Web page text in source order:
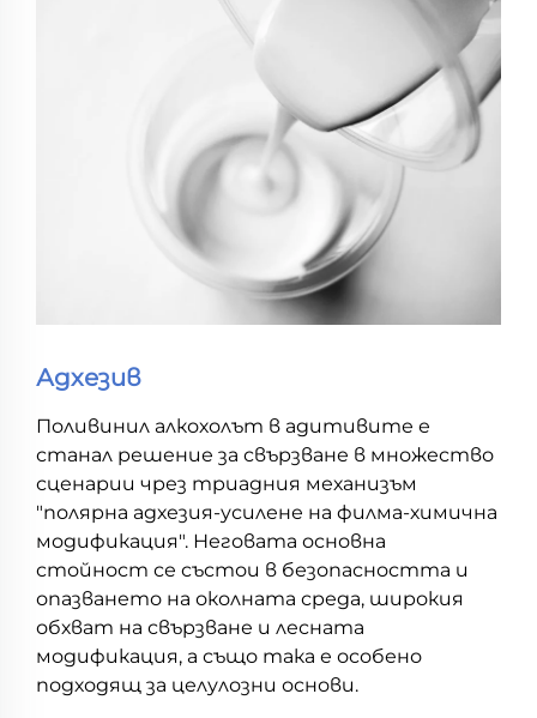
Адхезив
Поливинил алкохолът в адитивите е
станал решение за свързване в множество
сценарии чрез триадния механизъм
"полярна адхезия-усилене на филма-химична
модификация". Неговата основна
стойност се състои в безопасността и
опазването на околната среда, широкия
обхват на свързване и лесната
модификация, а също така е особено
подходящ за целулозни основи.